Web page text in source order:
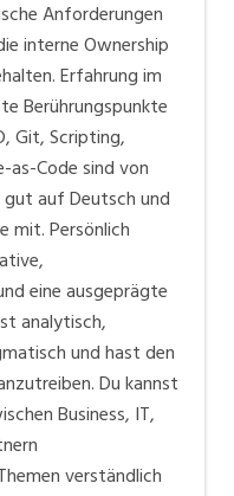
Anforderungen
interne Ownership
Erfahrung im
Berührungspunkte
Git, Scripting,
Code sind von
auf Deutsch und
mit. Persönlich
eine ausgeprägte
analytisch,
und hast den
Du kannst
Business, IT,
verständlich